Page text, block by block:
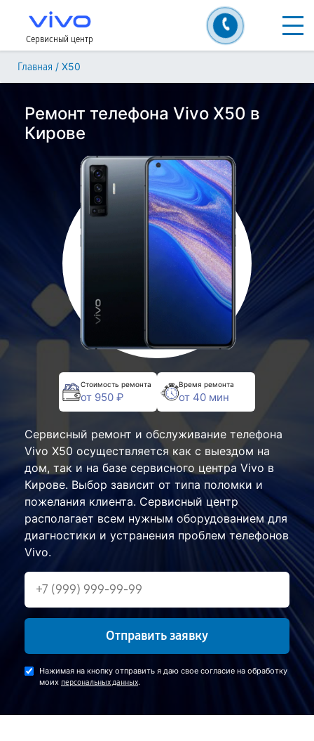
Сервисный центр
Главная / X50
Ремонт телефона Vivo X50 в
Кирове
Стоимость ремонта
от 950 ₽
Время ремонта
от 40 мин
Сервисный ремонт и обслуживание телефона
Vivo X50 осуществляется как с выездом на
дом, так и на базе сервисного центра Vivo в
Кирове. Выбор зависит от типа поломки и
пожелания клиента. Сервисный центр
располагает всем нужным оборудованием для
диагностики и устранения проблем телефонов
Vivo.
Отправить заявку
Нажимая на кнопку отправить я даю свое согласие на обработку
моих персональных данных.